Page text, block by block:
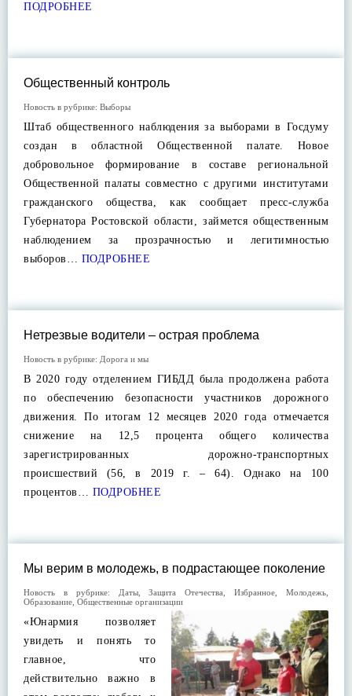
ПОДРОБНЕЕ
Общественный контроль
Новость в рубрике: Выборы
Штаб общественного наблюдения за выборами в Госдуму
создан в областной Общественной палате. Новое
добровольное формирование в составе региональной
Общественной палаты совместно с другими институтами
гражданского общества, как сообщает пресс-служба
Губернатора Ростовской области, займется общественным
наблюдением за прозрачностью и легитимностью
выборов… ПОДРОБНЕЕ
Нетрезвые водители – острая проблема
Новость в рубрике: Дорога и мы
В 2020 году отделением ГИБДД была продолжена работа
по обеспечению безопасности участников дорожного
движения. По итогам 12 месяцев 2020 года отмечается
снижение на 12,5 процента общего количества
зарегистрированных дорожно-транспортных
происшествий (56, в 2019 г. – 64). Однако на 100
процентов… ПОДРОБНЕЕ
Мы верим в молодежь, в подрастающее поколение
Новость в рубрике: Даты,Защита Отечества ,Избранное ,Молодежь
Образование Общественные организации
«Юнармия позволяет
увидеть и понять то
главное, что
действительно важно в